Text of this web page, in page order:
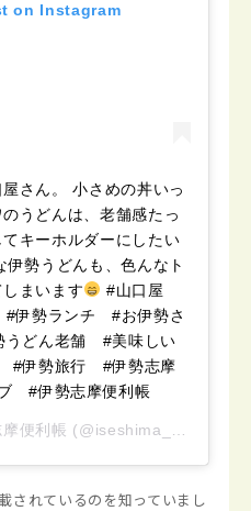
on Instagram
さん。 小さめの丼いっ
うどんは、老舗感たっ
キーホルダーにしたい
伊勢うどんも、色んなト
まいます
#山口屋
伊勢ランチ #お伊勢さ
どん老舗 #美味しい
#伊勢旅行 #伊勢志摩
#伊勢志摩便利帳
便利帳 (@iseshima_convenientbook) on
されているのを知っていまし